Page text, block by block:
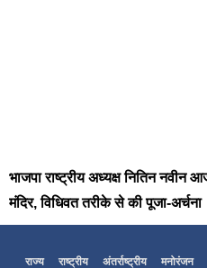
भाजपा राष्ट्रीय अध्यक्ष नितिन नवीन
मंदिर, विधिवत तरीके से की पूजा-अर्चना
राज्य राष्ट्रीय अंतर्राष्ट्रीय मनोरंजन